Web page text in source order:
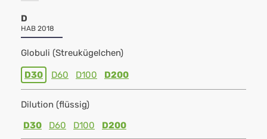
D
HAB 2018
Globuli (Streukügelchen)
D30 D60 D100 D200
Dilution (flüssig)
D30
D60 D100 D200